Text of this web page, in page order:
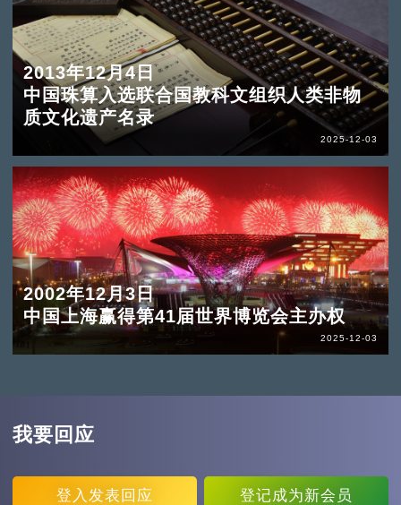
2013年12月4日
中国珠算入选联合国教科文组织人类非物
质文化遗产名录
2025-12-03
2002年12月3日
中国上海赢得第41届世界博览会主办权
2025-12-03
我要回应
登入 发表回应 登记成为新会员